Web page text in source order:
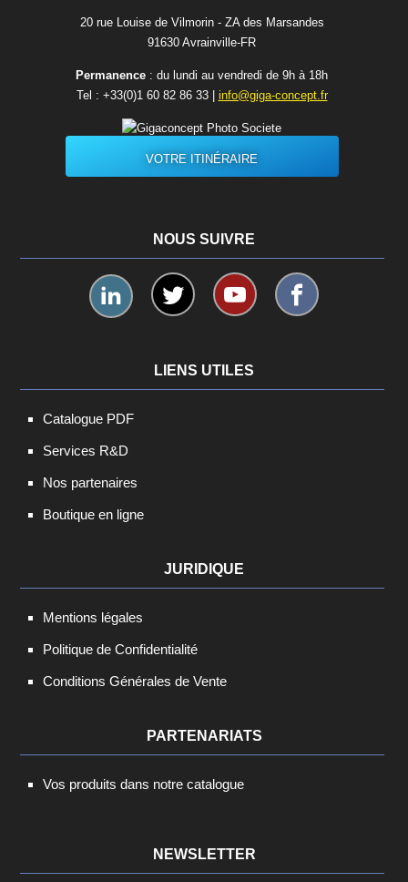
20 rue Louise de Vilmorin - ZA des Marsandes
91630 Avrainvilleㅤ-ㅤFR
Permanence : du lundi au vendredi de 9h à 18h
Tel : +33(0)1 60 82 86 33| info@giga-concept.fr
VOTRE ITINÉRAIRE
NOUS SUIVRE
LIENS UTILES
Catalogue PDF
Services R&D
Nos partenaires
Boutique en ligne
JURIDIQUE
Mentions légales
Politique de Confidentialité
Conditions Générales de Vente
PARTENARIATS
Vos produits dans notre catalogue
NEWSLETTER